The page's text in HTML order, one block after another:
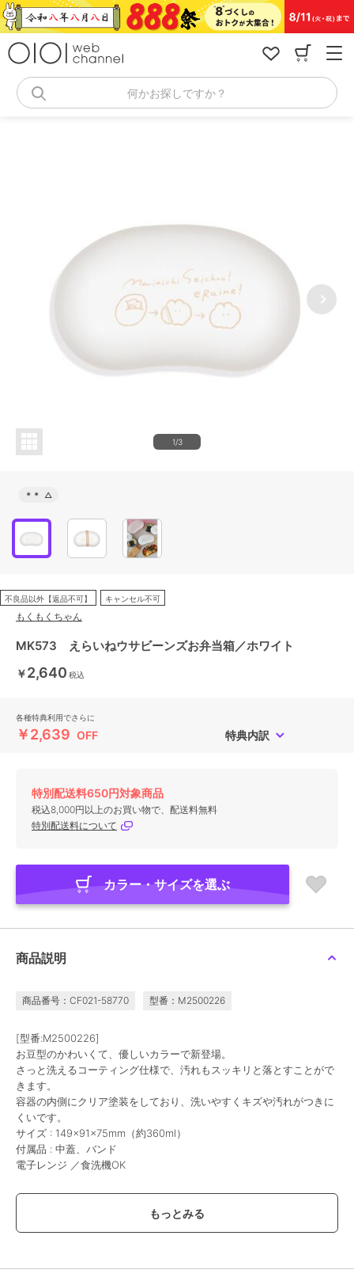
コ
ン
何かお探しですか？
1/3
＊＊ △
不良品以外【返品不可】 キャンセル不可
もくもくちゃん
MK573 えらいねウサビーンズお弁当箱／ホワイト
￥2,640 税込
各種特典利用でさらに
￥2,639 OFF 特典内訳
特別配送料650円対象商品
税込8,000円以上のお買い物で、配送料無料
特別配送料について
カラー・サイズを選ぶ
商品説明
商品番号：CF021-58770 型番：M2500226
[型番:M2500226]
お豆型のかわいくて、優しいカラーで新登場。
さっと洗えるコーティング仕様で、汚れもスッキリと落とすことがで
きます。
容器の内側にクリア塗装をしており、洗いやすくキズや汚れがつきに
くいです。
サイズ : 149×91×75mm（約360ml）
付属品 : 中蓋、バンド
電子レンジ ／食洗機OK
ショップ もくもくちゃん